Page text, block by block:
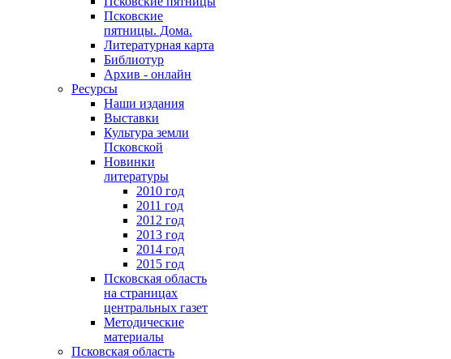
Псковские
пятницы. Дома.
Литературная карта
Библиотур
Архив - онлайн
Ресурсы
Наши издания
Выставки
Культура земли
Псковской
Новинки
литературы
2010 год
2011 год
2012 год
2013 год
2014 год
2015 год
Псковская область
на страницах
центральных газет
Методические
материалы
Псковская область